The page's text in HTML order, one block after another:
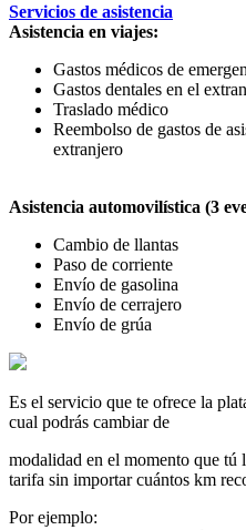
Servicios de asistencia
Asistencia en viajes:
Gastos médicos de
Gastos dentales en el
Traslado médico
Reembolso de gastos de
extranjero
Asistencia automovilística (3
Cambio de llantas
Paso de corriente
Envío de gasolina
Envío de cerrajero
Envío de grúa
Es el servicio que te ofrece la
cual podrás cambiar de
modalidad en el momento que tú
tarifa sin importar cuántos km
Por ejemplo: